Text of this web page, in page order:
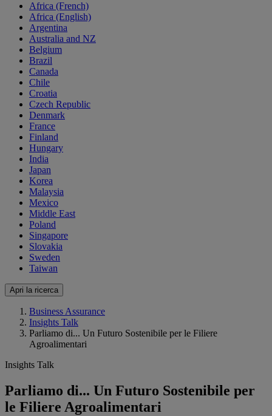
Africa (French)
Africa (English)
Argentina
Australia and NZ
Belgium
Brazil
Canada
Chile
Croatia
Czech Republic
Denmark
France
Finland
Hungary
India
Japan
Korea
Malaysia
Mexico
Middle East
Poland
Singapore
Slovakia
Sweden
Taiwan
Apri la ricerca
Business Assurance
Insights Talk
Parliamo di... Un Futuro Sostenibile per le Filiere
Agroalimentari
Insights Talk
Parliamo di... Un Futuro Sostenibile per
le Filiere Agroalimentari